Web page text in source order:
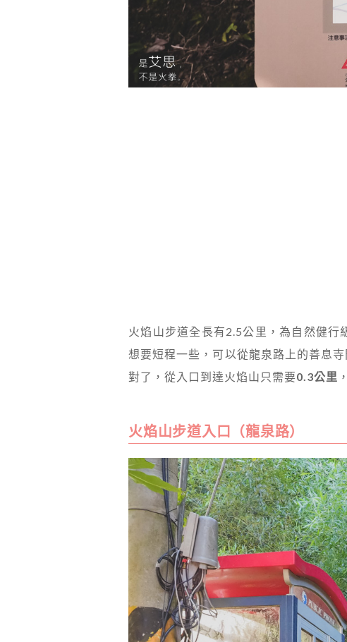
火焰山步道全長有2.5公里，為自然健行
想要短程一些，可以從龍泉路上的善息
對了，從入口到達火焰山只需要0.3公里
火焰山步道入口（龍泉路）